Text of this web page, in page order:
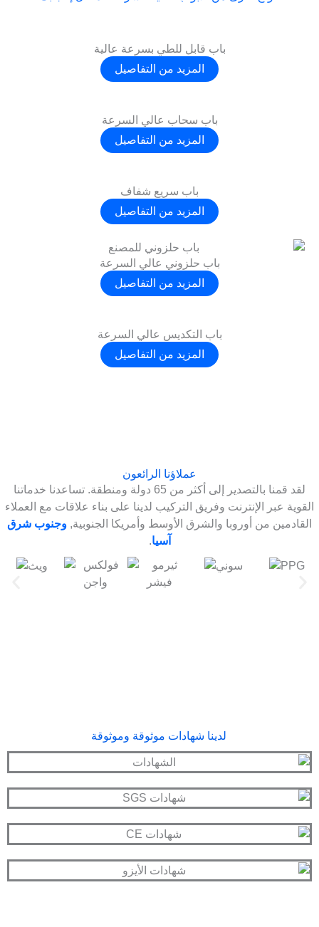
باب قابل للطي بسرعة عالية
المزيد من التفاصيل
باب سحاب عالي السرعة
المزيد من التفاصيل
باب سريع شفاف
المزيد من التفاصيل
باب حلزوني عالي السرعة
المزيد من التفاصيل
باب التكديس عالي السرعة
المزيد من التفاصيل
عملاؤنا الرائعون
لقد قمنا بالتصدير إلى أكثر من 65 دولة ومنطقة. تساعدنا خدماتنا
القوية عبر الإنترنت وفريق التركيب لدينا على بناء علاقات مع العملاء
القادمين من أوروبا والشرق الأوسط وأمريكا الجنوبية, وجنوب شرق
آسيا.
لدينا شهادات موثوقة وموثوقة